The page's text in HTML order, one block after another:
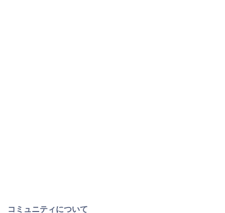
コミュニティについて